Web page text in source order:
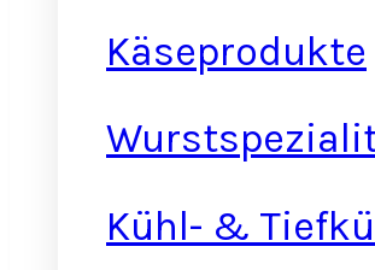
Käseprodukte
Kühl- &